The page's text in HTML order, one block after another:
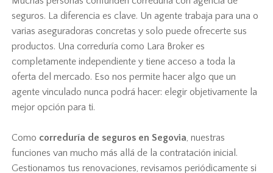
seguros. La diferencia es clave. Un agente trabaja para una o
varias aseguradoras concretas y solo puede ofrecerte sus
productos. Una correduría como Lara Broker es
completamente independiente y tiene acceso a toda la
oferta del mercado. Eso nos permite hacer algo que un
agente vinculado nunca podrá hacer: elegir objetivamente la
mejor opción para ti.
Como correduría de seguros en Segovia, nuestras
funciones van mucho más allá de la contratación inicial.
Gestionamos tus renovaciones, revisamos periódicamente si